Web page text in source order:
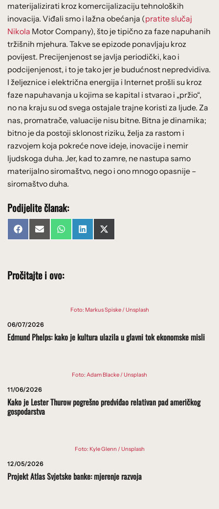
materijalizirati kroz komercijalizaciju tehnoloških
inovacija. Viđali smo i lažna obećanja (pratite slučaj
Nikola Motor Company), što je tipično za faze napuhanih
tržišnih mjehura. Takve se epizode ponavljaju kroz
povijest. Precijenjenost se javlja periodički, kao i
podcijenjenost, i to je tako jer je budućnost nepredvidiva.
I željeznice i električna energija i Internet prošli su kroz
faze napuhavanja u kojima se kapital i stvarao i „pržio“,
no na kraju su od svega ostajale trajne koristi za ljude. Za
nas, promatrače, valuacije nisu bitne. Bitna je dinamika;
bitno je da postoji sklonost riziku, želja za rastom i
razvojem koja pokreće nove ideje, inovacije i nemir
ljudskoga duha. Jer, kad to zamre, ne nastupa samo
materijalno siromaštvo, nego i ono mnogo opasnije –
siromaštvo duha.
Podijelite članak:
Share
on
FacebookShare
on
Email Share
on
WhatsAppShare
on
LinkedInShare
on
X
(Twitter)
Pročitajte i ovo:
Foto: Markus Spiske / Unsplash
06/07/2026
Edmund Phelps: kako je kultura ulazila u glavni tok ekonomske misli
Foto: Adam Blacke / Unsplash
11/06/2026
Kako je Lester Thurow pogrešno predviđao relativan pad američkog
gospodarstva
Foto: Kyle Glenn / Unsplash
12/05/2026
Projekt Atlas Svjetske banke: mjerenje razvoja